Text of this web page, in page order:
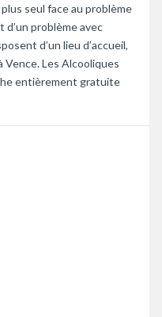
seul face au problème
d’un problème avec
d’un lieu d’accueil,
Vence. Les Alcooliques
entièrement gratuite